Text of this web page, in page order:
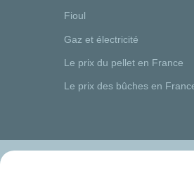
Fioul
Gaz et électricité
Le prix du pellet en France
Le prix des bûches en